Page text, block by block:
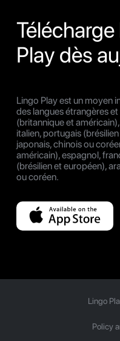
Télécharge
Play dès
Lingo Play est un moyen
des langues étrangères
(britannique et
italien, portugais
japonais, chinois ou
américain), espagnol,
(brésilien et européen),
ou coréen.
Lingo
Policy